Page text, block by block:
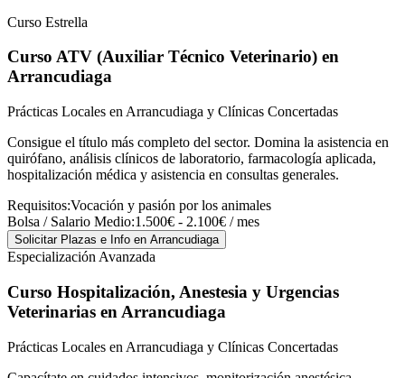
Curso Estrella
Curso ATV (Auxiliar Técnico Veterinario) en
Arrancudiaga
Prácticas Locales en Arrancudiaga y Clínicas Concertadas
Consigue el título más completo del sector. Domina la asistencia en
quirófano, análisis clínicos de laboratorio, farmacología aplicada,
hospitalización médica y asistencia en consultas generales.
Requisitos:Vocación y pasión por los animales
Bolsa / Salario Medio:1.500€ - 2.100€ / mes
Solicitar Plazas e Info en Arrancudiaga
Especialización Avanzada
Curso Hospitalización, Anestesia y Urgencias
Veterinarias en Arrancudiaga
Prácticas Locales en Arrancudiaga y Clínicas Concertadas